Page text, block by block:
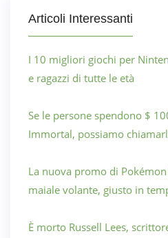
Articoli Interessanti
I 10 migliori giochi per
e ragazzi di tutte le età
Se le persone spendono $
Immortal, possiamo
La nuova promo di
maiale volante, giusto in
È morto Russell Lees,